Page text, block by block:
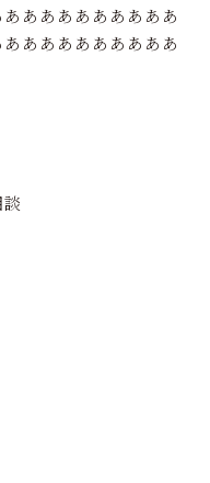
あああああああああ
あああああああああ